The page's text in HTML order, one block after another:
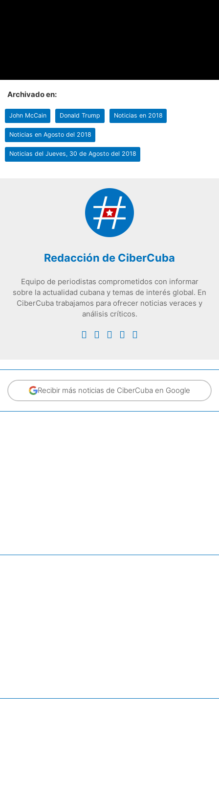
Archivado en:
John McCain Donald Trump Noticias en 2018
Noticias en Agosto del 2018
Noticias del Jueves, 30 de Agosto del 2018
Redacción de CiberCuba
Equipo de periodistas comprometidos con informar
sobre la actualidad cubana y temas de interés global. En
CiberCuba trabajamos para ofrecer noticias veraces y
análisis críticos.
Recibir más noticias de CiberCuba en Google